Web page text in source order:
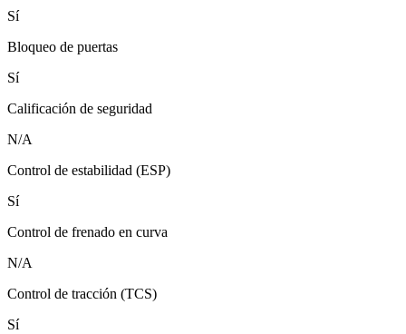
Sí
Bloqueo de puertas
Sí
Calificación de seguridad
N/A
Control de estabilidad (ESP)
Sí
Control de frenado en curva
N/A
Control de tracción (TCS)
Sí